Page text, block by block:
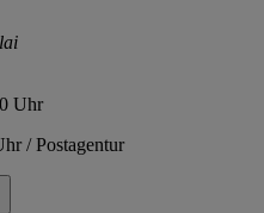
Uhr
/ Postagentur